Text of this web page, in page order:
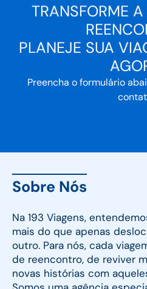
TRANSFORME
PLANEJE SUA
Preencha o formulário
Sobre Nós
Na 193 Viagens,
mais do que apenas
outro. Para nós, cada
de reencontro, de reviver
novas histórias com